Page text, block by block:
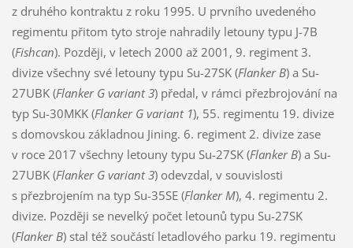
z druhého kontraktu z roku 1995. U prvního uvedeného
regimentu přitom tyto stroje nahradily letouny typu J-7B
(Fishcan). Později, v letech 2000 až 2001, 9. regiment 3.
divize všechny své letouny typu Su-27SK (Flanker B) a Su-
27UBK (Flanker G variant 3) předal, v rámci přezbrojování na
typ Su-30MKK (Flanker G variant 1), 55. regimentu 19. divize
s domovskou základnou Jining. 6. regiment 2. divize zase
v roce 2017 všechny letouny typu Su-27SK (Flanker B) a Su-
27UBK (Flanker G variant 3) odevzdal, v souvislosti
s přezbrojením na typ Su-35SE (Flanker M), 4. regimentu 2.
divize. Později se nevelký počet letounů typu Su-27SK
(Flanker B) stal též součástí letadlového parku 19. regimentu